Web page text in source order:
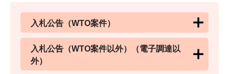
入札公告（WTO案件）
入札公告（WTO案件以外）（電子調達以
外）